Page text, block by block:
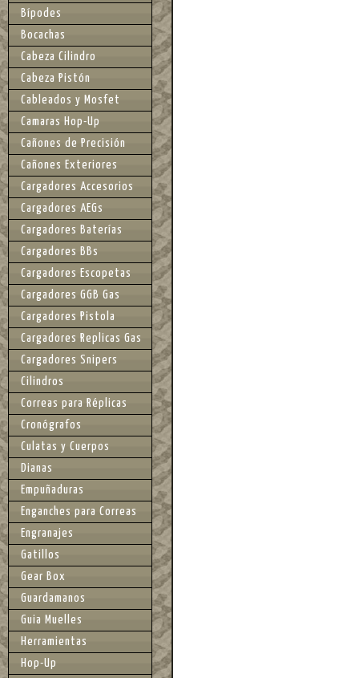
Bípodes
Bocachas
Cabeza Cilindro
Cabeza Pistón
Cableados y Mosfet
Camaras Hop-Up
Cañones de Precisión
Cañones Exteriores
Cargadores Accesorios
Cargadores AEGs
Cargadores Baterías
Cargadores BBs
Cargadores Escopetas
Cargadores GGB Gas
Cargadores Pistola
Cargadores Replicas Gas
Cargadores Snipers
Cilindros
Correas para Réplicas
Cronógrafos
Culatas y Cuerpos
Dianas
Empuñaduras
Enganches para Correas
Engranajes
Gatillos
Gear Box
Guardamanos
Guia Muelles
Herramientas
Hop-Up